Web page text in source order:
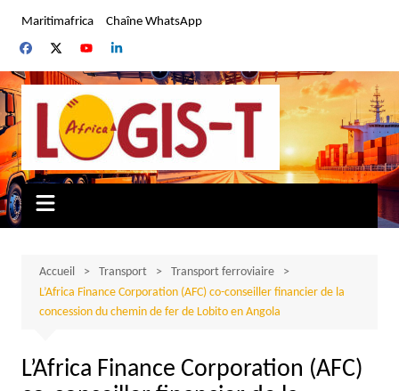
contenu
Maritimafrica Chaîne WhatsApp
Accueil Transport
Transport ferroviaire
L’Africa Finance Corporation (AFC) co-conseiller financier de la
concession du chemin de fer de Lobito en Angola
L’Africa Finance Corporation (AFC)